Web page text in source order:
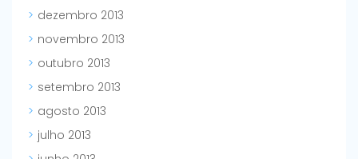
dezembro 2013
novembro 2013
outubro 2013
setembro 2013
agosto 2013
julho 2013